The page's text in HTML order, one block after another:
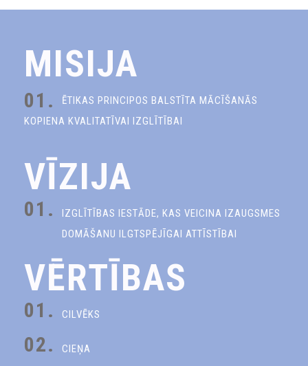
MISIJA
01.
ĒTIKAS PRINCIPOS BALSTĪTA MĀCĪŠANĀS
KOPIENA KVALITATĪVAI IZGLĪTĪBAI
VĪZIJA
01.
IZGLĪTĪBAS IESTĀDE, KAS VEICINA IZAUGSMES
DOMĀŠANU ILGTSPĒJĪGAI ATTĪSTĪBAI
VĒRTĪBAS
01. CILVĒKS
02. CIEŅA